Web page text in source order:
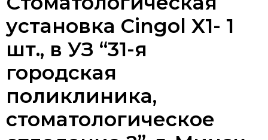
установка Cingol X1- 1
шт., в УЗ “31-я
городская
поликлиника,
стоматологическое